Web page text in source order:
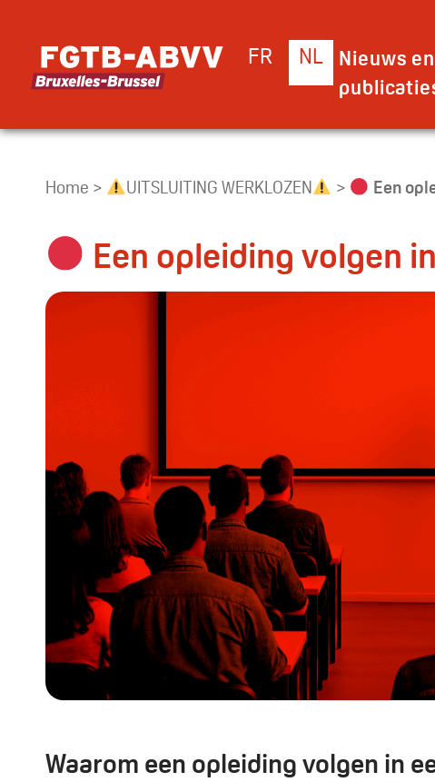
FR NL
Nieuws en
Home > UITSLUITING WERKLOZEN > Een
Een opleiding volgen
Waarom een opleiding volgen in